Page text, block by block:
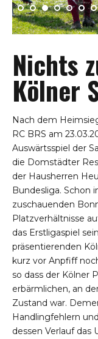
Nichts
Kölner
Nach dem
RC BRS am
Auswärtsspiel der
die Domstädter
der Hausherren
Bundesliga. Schon
zuschauenden
Platzverhältnisse
das Erstligaspiel
präsentierenden
kurz vor Anpfiff
so dass der Kölner
erbärmlichen, an
Zustand war.
Handlingfehlern
dessen Verlauf das